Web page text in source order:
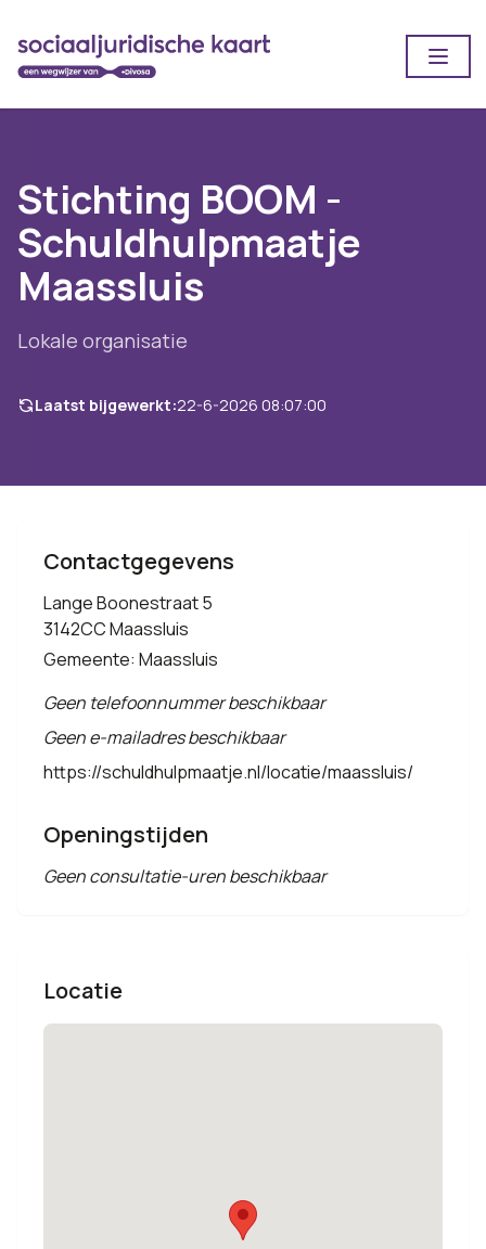
Stichting BOOM -
Schuldhulpmaatje
Maassluis
Lokale organisatie
Laatst bijgewerkt:22-6-2026 08:07:00
Contactgegevens
Lange Boonestraat 5
3142CC Maassluis
Gemeente: Maassluis
Geen telefoonnummer beschikbaar
Geen e-mailadres beschikbaar
https://schuldhulpmaatje.nl/locatie/maassluis/
Openingstijden
Geen consultatie-uren beschikbaar
Locatie